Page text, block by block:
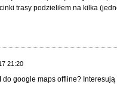
trasy podzieliłem na kilka
21:20
do google maps offline?